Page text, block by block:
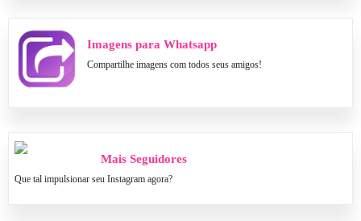
Imagens para Whatsapp
Compartilhe imagens com todos seus amigos!
Mais Seguidores
Que tal impulsionar seu Instagram agora?